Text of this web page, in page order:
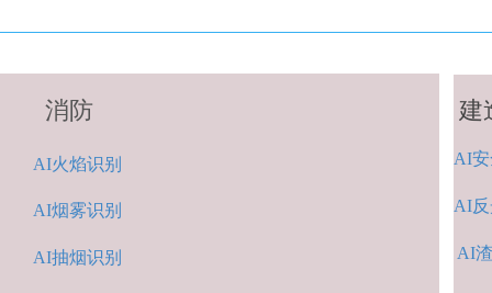
AI火焰识别
AI抽烟识别
AI烟雾识别
建
AI
AI反
AI
消防